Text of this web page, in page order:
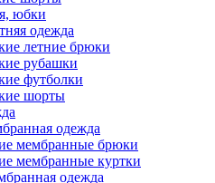
юбки
одежда
летние брюки
рубашки
футболки
шорты
одежда
мембранные брюки
мембранные куртки
одежда